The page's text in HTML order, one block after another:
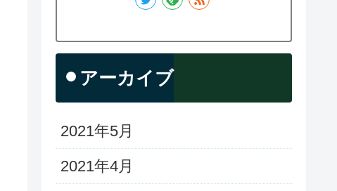
アーカイブ
2021年5月
2021年4月